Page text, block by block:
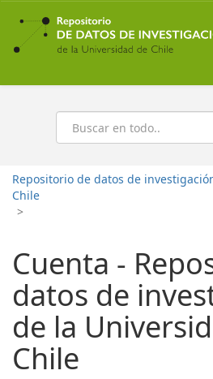
Ir
contenido
principal
Buscar
Repositorio de datos de
Chile
>
Cuenta -
datos de
de la
Chile